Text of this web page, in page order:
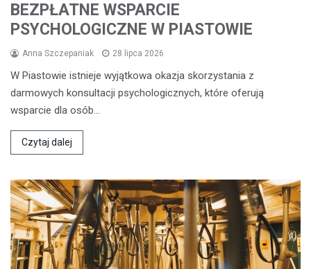
BEZPŁATNE WSPARCIE
PSYCHOLOGICZNE W PIASTOWIE
Anna Szczepaniak 28 lipca 2026
W Piastowie istnieje wyjątkowa okazja skorzystania z
darmowych konsultacji psychologicznych, które oferują
wsparcie dla osób…
Czytaj dalej